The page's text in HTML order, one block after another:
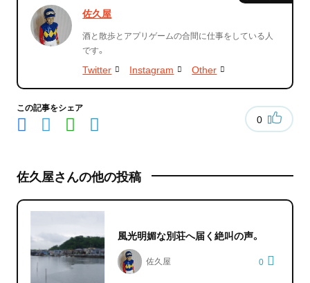
佐久屋
酒と散歩とアプリゲームの合間に仕事をしている人
です。
Twitter Instagram Other
この記事をシェア
0
佐久屋さんの他の投稿
風光明媚な別荘へ届く絶叫の声。
佐久屋 0